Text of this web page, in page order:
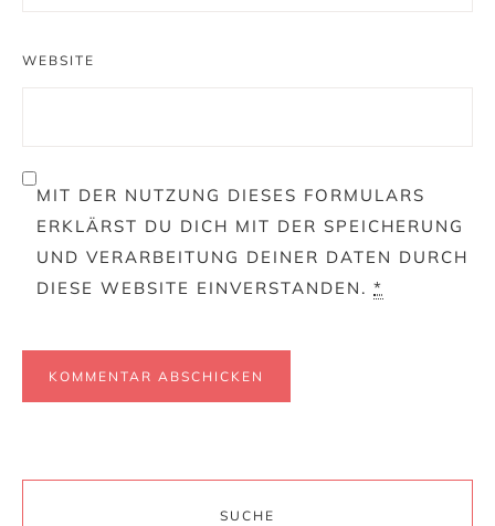
WEBSITE
MIT DER NUTZUNG DIESES FORMULARS
ERKLÄRST DU DICH MIT DER SPEICHERUNG
UND VERARBEITUNG DEINER DATEN DURCH
DIESE WEBSITE EINVERSTANDEN. *
SUCHE